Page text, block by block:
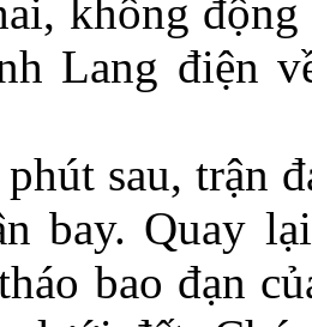
không
Lang điện
sau, trận
bay. Quay
bao đạn